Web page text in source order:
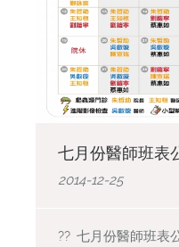
七月份醫師班表
2014-12-25
?? 七月份醫師班表